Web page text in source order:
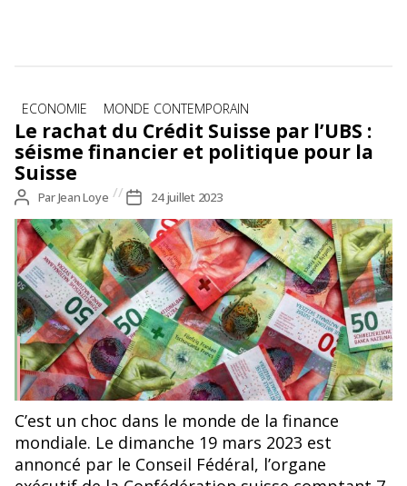
Catégories
ECONOMIE MONDE CONTEMPORAIN
Le rachat du Crédit Suisse par l’UBS :
séisme financier et politique pour la
Suisse
Auteur
de
l’article
ParJean Loye
Date
de
l’article
24 juillet 2023
C’est un choc dans le monde de la finance
mondiale. Le dimanche 19 mars 2023 est
annoncé par le Conseil Fédéral, l’organe